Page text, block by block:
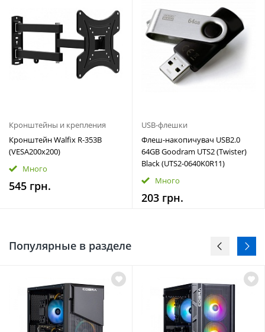
Кронштейны и крепления
Кронштейн Walfix R-353B
(VESA200х200)
Много
545 грн.
USB-флешки
Флеш-накопичувач USB2.0
64GB Goodram UTS2 (Twister)
Black (UTS2-0640K0R11)
Много
203 грн.
Популярные в разделе